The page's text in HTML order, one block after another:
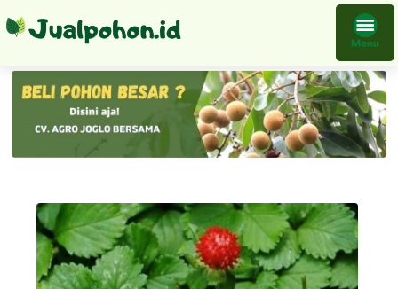
Tanaman Arbei Hutan Bibit Pesan Sekarang